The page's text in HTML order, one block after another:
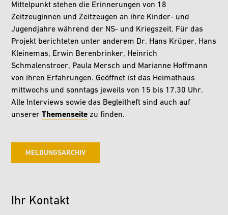
Mittelpunkt stehen die Erinnerungen von 18
Zeitzeuginnen und Zeitzeugen an ihre Kinder- und
Jugendjahre während der NS- und Kriegszeit. Für das
Projekt berichteten unter anderem Dr. Hans Krüper, Hans
Kleinemas, Erwin Berenbrinker, Heinrich
Schmalenstroer, Paula Mersch und Marianne Hoffmann
von ihren Erfahrungen. Geöffnet ist das Heimathaus
mittwochs und sonntags jeweils von 15 bis 17.30 Uhr.
Alle Interviews sowie das Begleitheft sind auch auf
unsererThemenseite zu finden.
MELDUNGSARCHIV
Ihr Kontakt